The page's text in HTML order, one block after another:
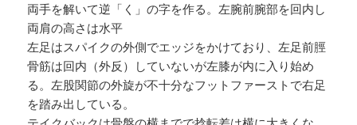
両手を解いて逆「く」の字を作る。左腕前腕部を回内し
両肩の高さは水平
左足はスパイクの外側でエッジをかけており、左足前脛
骨筋は回内（外反）していないが左膝が内に入り始め
る。左股関節の外旋が不十分なフットファーストで右足
を踏み出している。